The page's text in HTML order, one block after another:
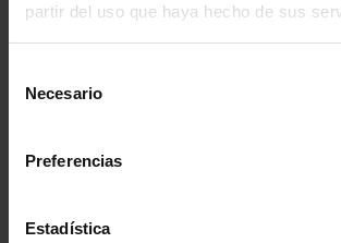
partir del uso que haya hecho de sus
Necesario
Preferencias
Estadística
ServiceWorkerLogsDatabase#
youtube.comNecessário para
funcionalidade de
VISITOR_INFO1_LIVE